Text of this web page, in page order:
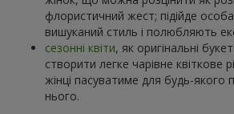
флористичний жест; підійде
вишуканий стиль і полюбляють
сезонні квіти, як оригінальні
створити легке чарівне квіткове
жінці пасуватиме для будь-якого
нього.